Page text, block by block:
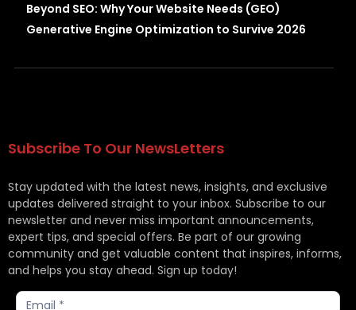
Beyond SEO: Why Your Website Needs (GEO)
Generative Engine Optimization to Survive 2026
Subscribe To Our NewsLetters
Stay updated with the latest news, insights, and exclusive
updates delivered straight to your inbox. Subscribe to our
newsletter and never miss important announcements,
expert tips, and special offers. Be part of our growing
community and get valuable content that inspires, informs,
and helps you stay ahead. Sign up today!
Subscribe